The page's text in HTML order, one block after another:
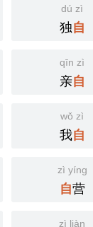
dú zì
独自
qīn zì
亲自
wǒ zì
我自
zì yíng
自营
zì liàn